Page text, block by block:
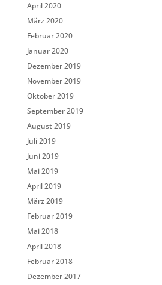
April 2020
März 2020
Februar 2020
Januar 2020
Dezember 2019
November 2019
Oktober 2019
September 2019
August 2019
Juli 2019
Juni 2019
Mai 2019
April 2019
März 2019
Februar 2019
Mai 2018
April 2018
Februar 2018
Dezember 2017